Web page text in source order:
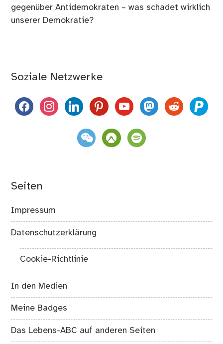
gegenüber Antidemokraten – was schadet wirklich
unserer Demokratie?
Soziale Netzwerke
facebookinstagramlinkedinpinterestyoutubemastodon
reddit paypal
weixin komootspotify
Seiten
Impressum
Datenschutzerklärung
Cookie-Richtlinie
In den Medien
Meine Badges
Das Lebens-ABC auf anderen Seiten